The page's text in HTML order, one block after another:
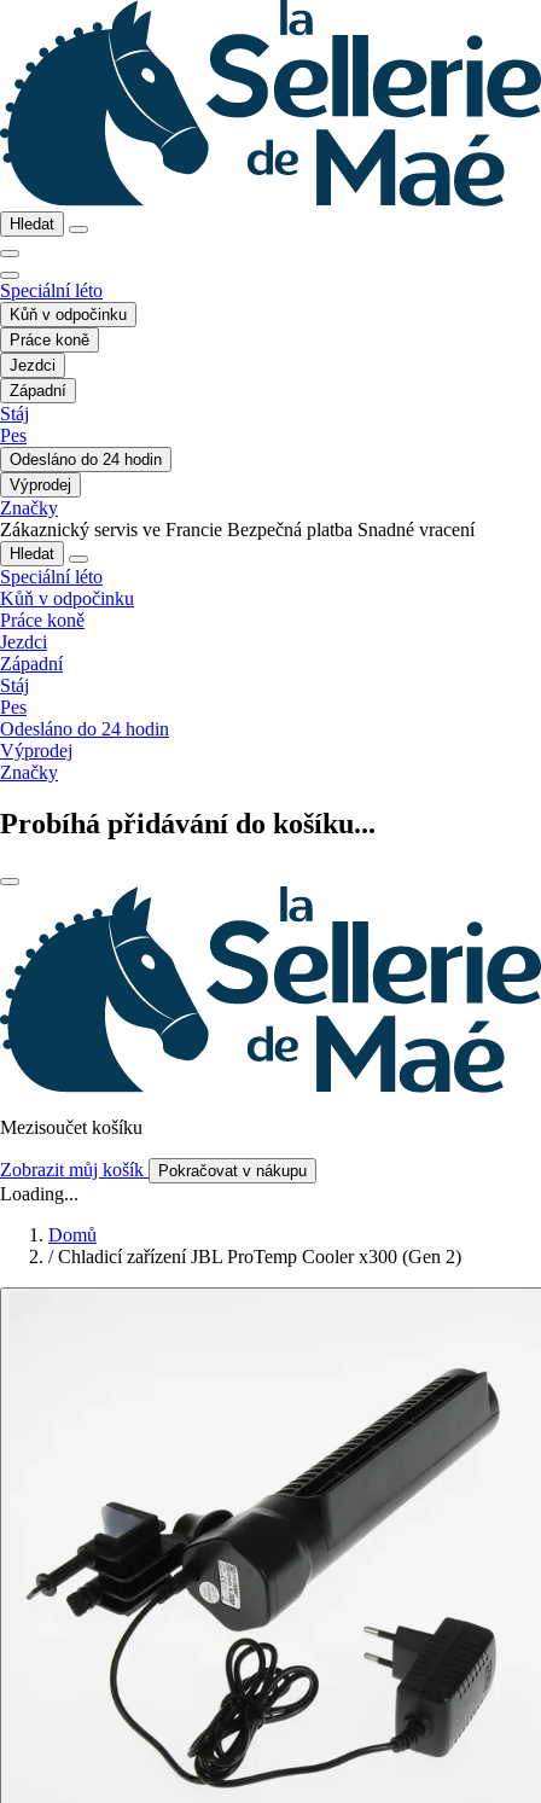
Hledat
Speciální léto
Kůň v odpočinku
Práce koně
Jezdci
Západní
Stáj
Pes
Odesláno do 24 hodin
Výprodej
Značky
Zákaznický servis ve Francie Bezpečná platba Snadné vracení
Hledat
Speciální léto
Kůň v odpočinku
Práce koně
Jezdci
Západní
Stáj
Pes
Odesláno do 24 hodin
Výprodej
Značky
Probíhá přidávání do košíku...
Mezisoučet košíku
Zobrazit můj košík Pokračovat v nákupu
Loading...
Domů
/ Chladicí zařízení JBL ProTemp Cooler x300 (Gen 2)